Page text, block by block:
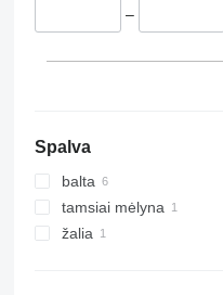
–
Spalva
balta
tamsiai mėlyna
žalia